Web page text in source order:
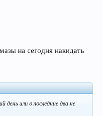
на сегодня накидать
день или в последние два не